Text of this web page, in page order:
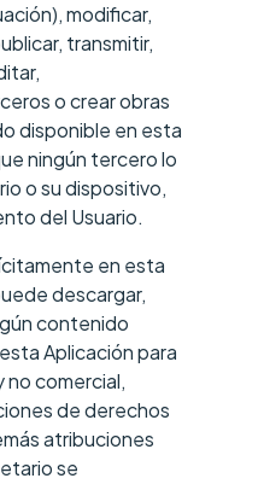
modificar,
transmitir,
o crear obras
disponible en esta
ningún tercero lo
o su dispositivo,
del Usuario.
en esta
descargar,
contenido
Aplicación para
no comercial,
de derechos
atribuciones
se